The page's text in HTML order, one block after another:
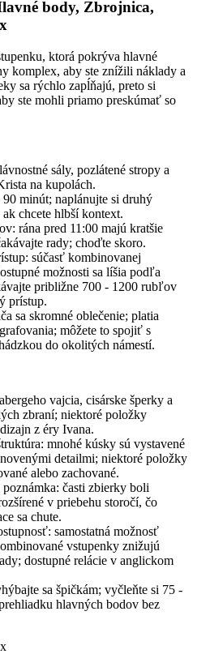
body, Zbrojnica,
ktorá pokrýva hlavné
komplex, aby ste znížili náklady a
sa rýchlo zapĺňajú, preto si
ste mohli priamo preskúmať so
sály, pozlátené stropy a
na kupolách.
minút; naplánujte si druhý
chcete hlbší kontext.
rána pred 11:00 majú kratšie
rady; choďte skoro.
súčasť kombinovanej
možnosti sa líšia podľa
približne 700 - 1200 rubľov
prístup.
sa skromné oblečenie; platia
môžete to spojiť s
do okolitých námestí.
vajcia, cisárske šperky a
zbraní; niektoré položky
z éry Ivana.
mnohé kúsky sú vystavené
detailmi; niektoré položky
alebo zachované.
časti zbierky boli
v priebehu storočí, čo
sa chute.
samostatná možnosť
vstupenky znižujú
dostupné relácie v anglickom
sa špičkám; vyčleňte si 75 -
hlavných bodov bez